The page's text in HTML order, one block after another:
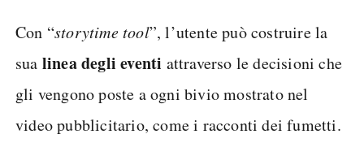
Con “storytime tool”, l’utente può costruire la
sua linea degli eventi attraverso le decisioni che
gli vengono poste a ogni bivio mostrato nel
video pubblicitario, come i racconti dei fumetti.